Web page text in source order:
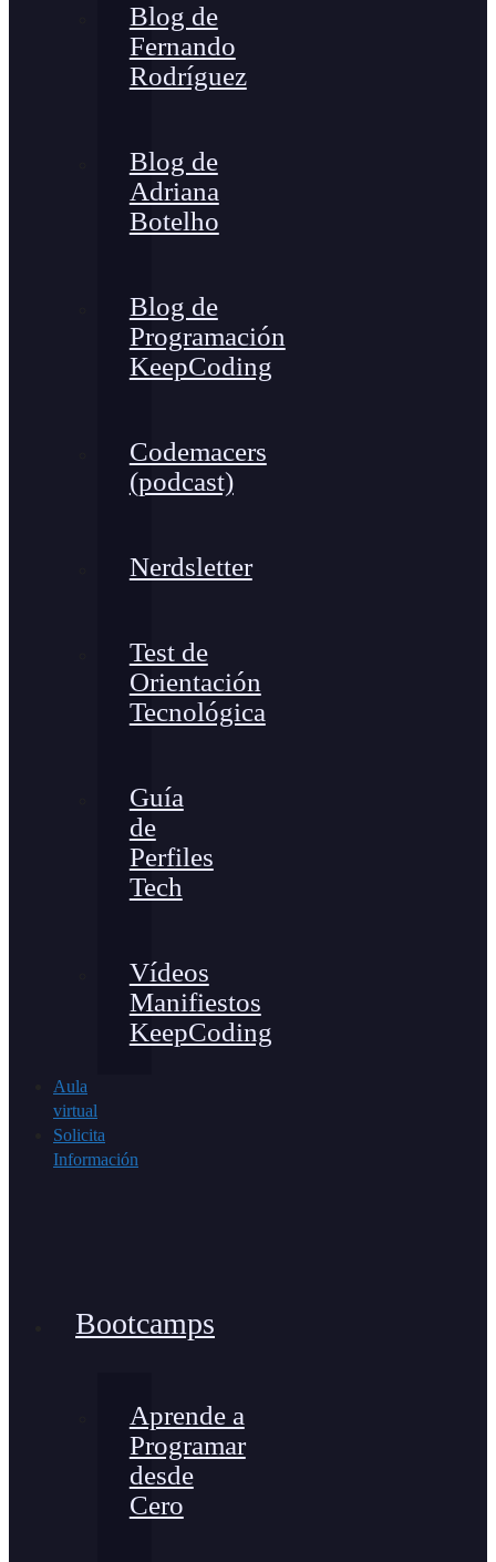
Blog de
Fernando
Rodríguez
Blog de
Adriana
Botelho
Blog de
Programación
KeepCoding
Codemacers
(podcast)
Nerdsletter
Test de
Orientación
Tecnológica
Guía
de
Perfiles
Tech
Vídeos
Manifiestos
KeepCoding
Aula
virtual
Solicita
Información
Bootcamps
Aprende a
Programar
desde
Cero